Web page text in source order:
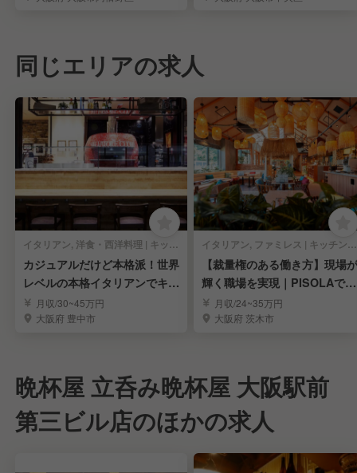
同じエリアの求人
イタリアン, 洋食・西洋料理 | キッチンスタッフ
カジュアルだけど本格派！世界
レベルの本格イタリアンでキッ
チンスタッフ募集！
月収/30~45万円
大阪府 豊中市
イタリアン, ファミレス | キッチンスタッフ
【裁量権のある働き方】現場が
輝く職場を実現｜PISOLAで料
理長候補募集
月収/24~35万円
大阪府 茨木市
晩杯屋 立呑み晩杯屋 大阪駅前
第三ビル店のほかの求人